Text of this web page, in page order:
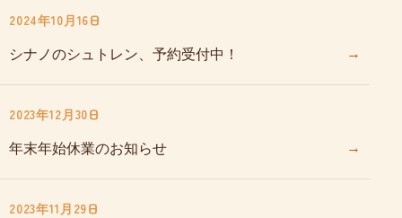
2024年10月16日
シナノのシュトレン、予約受付中！ →
2023年12月30日
年末年始休業のお知らせ →
2023年11月29日